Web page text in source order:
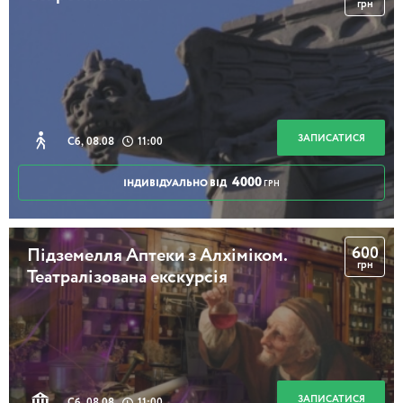
Таємниці дому Лібермана
2 години 30 хвилин
Найбільш київська із всіх київських вулиць
2 години 30 хвилин
Парки над Дніпром
Сб, 08.08 11:00
грн
ЗАПИСАТИСЯ
ІНДИВІДУАЛЬНО ВІД 4000 ГРН
Підземелля Аптеки з Алхіміком.
Театралізована екскурсія
600
грн
ЗАПИСАТИСЯ